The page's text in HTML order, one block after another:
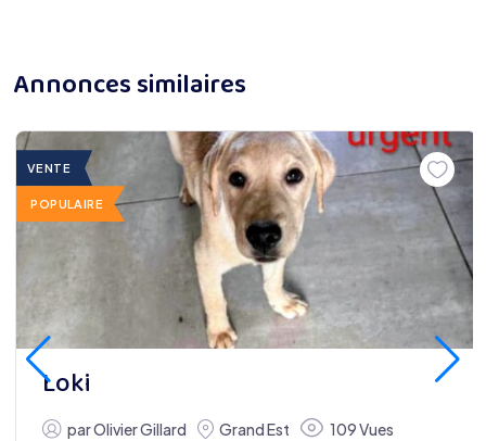
Annonces similaires
VENTE
POPULAIRE
Loki
parOlivier Gillard Grand Est
109 Vues